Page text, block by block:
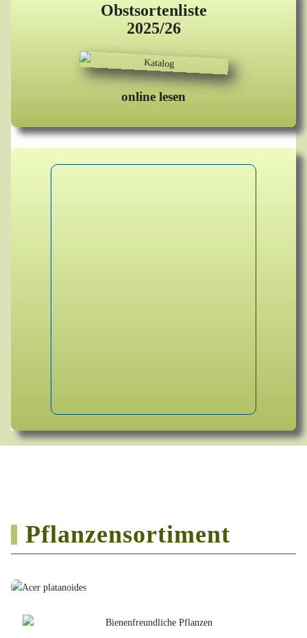
Obstsortenliste
2025/26
online lesen
Pflanzensortiment